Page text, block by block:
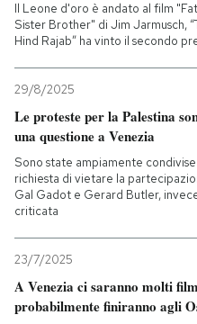
Entra
Il Leone d'oro è andato al film
Sister Brother" di Jim Jarmusch,
Hind Rajab” ha vinto il secondo
29/8/2025
Le proteste per la Palestina
una questione a Venezia
Sono state ampiamente
richiesta di vietare la
Gal Gadot e Gerard Butler,
criticata
23/7/2025
A Venezia ci saranno molti
probabilmente finiranno agli